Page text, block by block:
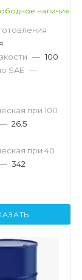
наличие
— 100
SAE —
при 100
26.5
при 40
342